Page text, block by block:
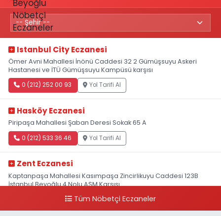
Istanbul City Eczanesi
Ömer Avni Mahallesi İnönü Caddesi 32 2 Gümüşsuyu Askeri
Hastanesi ve İTÜ Gümüşsuyu Kampüsü karşısı
0 (212) 252 00 93 Yol Tarifi Al
Hasköy Eczanesi
Piripaşa Mahallesi Şaban Deresi Sokak 65 A
0 (212) 533 36 46 Yol Tarifi Al
Zent Eczanesi
Kaptanpaşa Mahallesi Kasımpaşa Zincirlikuyu Caddesi 123B
İstanbul Beyoğlu 4 Nolu ASM Karşısı
0 (212) 297 96 92 Yol Tarifi Al
Tüm Nöbetçi Eczaneler